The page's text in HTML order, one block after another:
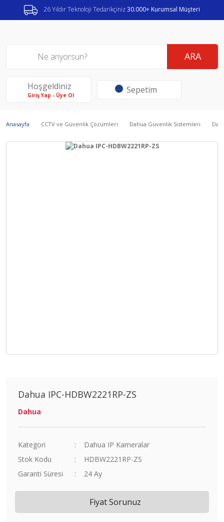
26 Yıldır Teknoloji Tedarikçiniz30.000+ Kurumsal Müşteri
ARA
Hoşgeldiniz
Giriş Yap - Üye Ol Sepetim
Anasayfa CCTV ve Güvenlik Çözümleri Dahua Güvenlik Sistemleri
Dahua IPC-HDBW2221RP-ZS
Dahua
Kategori
Dahua IP Kameralar
Stok Kodu
HDBW2221RP-ZS
Garanti Süresi
24 Ay
Fiyat Sorunuz